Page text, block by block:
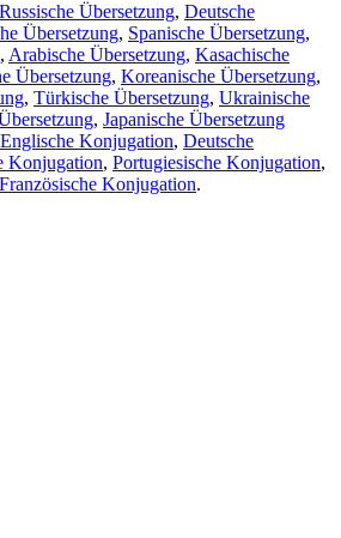
Russische Übersetzung, Deutsche
Übersetzung, Spanische Übersetzung,
, Arabische Übersetzung, Kasachische
Übersetzung, Koreanische Übersetzung,
, Türkische Übersetzung, Ukrainische
, Japanische Übersetzung
Englische Konjugation, Deutsche
Konjugation, Portugiesische Konjugation,
Französische Konjugation.